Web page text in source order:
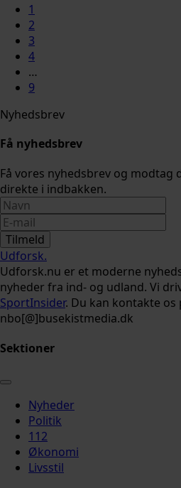
1
2
3
4
…
9
Nyhedsbrev
Få nyhedsbrev
Få vores nyhedsbrev og modtag
direkte i indbakken.
Tilmeld
Udforsk.
Udforsk.nu er et moderne
nyheder fra ind- og udland. Vi
SportInsider. Du kan kontakte os
nbo[@]busekistmedia.dk
Sektioner
Nyheder
Politik
112
Økonomi
Livsstil